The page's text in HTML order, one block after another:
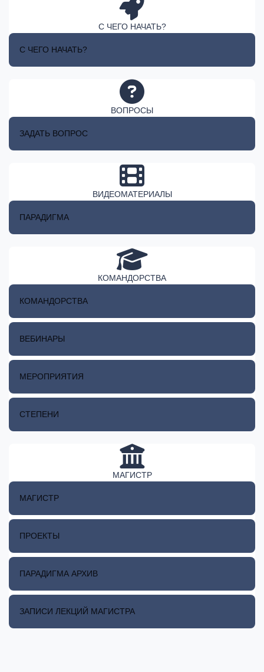
С ЧЕГО НАЧАТЬ?
С ЧЕГО НАЧАТЬ?
ВОПРОСЫ
ЗАДАТЬ ВОПРОС
ВИДЕОМАТЕРИАЛЫ
ПАРАДИГМА
КОМАНДОРСТВА
КОМАНДОРСТВА
ВЕБИНАРЫ
МЕРОПРИЯТИЯ
СТЕПЕНИ
МАГИСТР
МАГИСТР
ПРОЕКТЫ
ПАРАДИГМА АРХИВ
ЗАПИСИ ЛЕКЦИЙ МАГИСТРА